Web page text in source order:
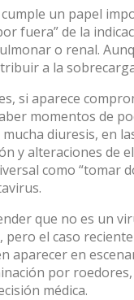
un papel
fuera” de la
o renal.
a la
si aparece
momentos de
mucha diuresis, en
y alteraciones de
como “tomar
que no es un
el caso
aparecer en
por
médica.